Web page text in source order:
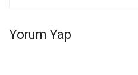
Yorum Yap